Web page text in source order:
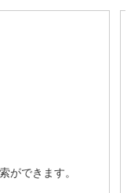
ができます。